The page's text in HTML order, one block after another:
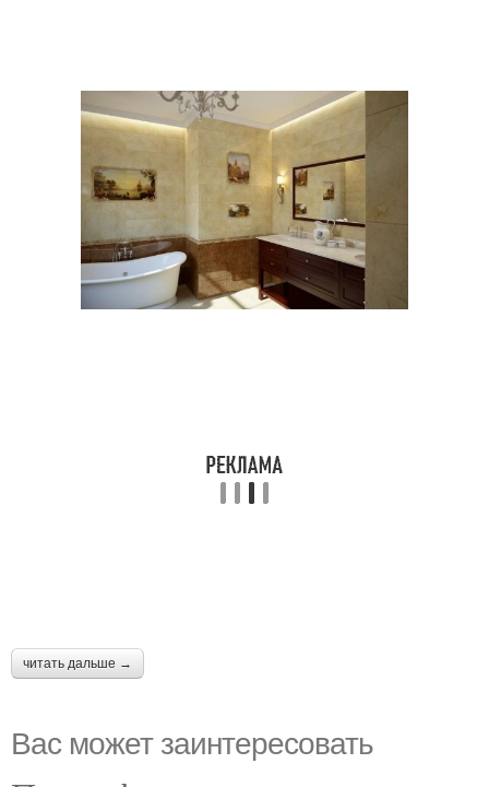
читать дальше →
Вас может заинтересовать